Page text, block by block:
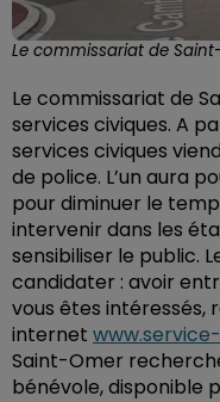
Le commissariat de
Le commissariat de
services civiques. A
services civiques
de police. L’un aura
pour diminuer le
intervenir dans les
sensibiliser le public.
candidater : avoir
vous êtes intéressés,
internet
Saint-Omer
bénévole, disponible